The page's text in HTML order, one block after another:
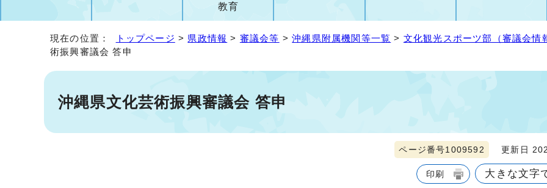
教育
現在の位置： トップページ > 県政情報 > 審議会等 >沖縄県附属機関等一覧 > 文化観光スポーツ部（審議会情
術振興審議会 答申
沖縄県文化芸術振興審議会 答申
ページ番号1009592 更新日
印刷 大きな文字